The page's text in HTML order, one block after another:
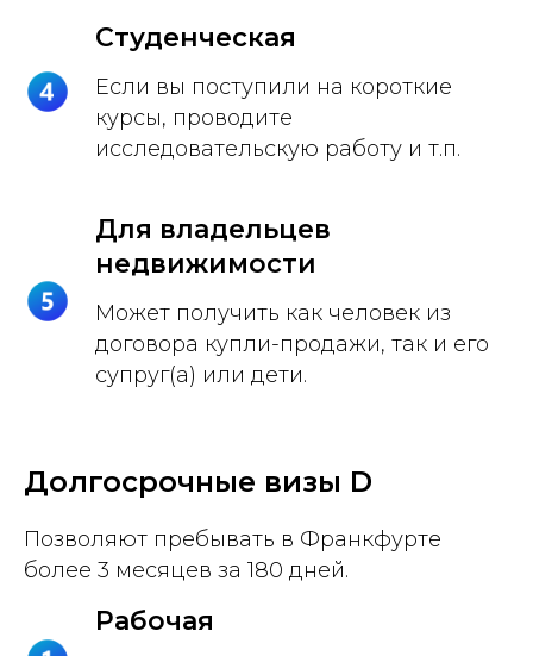
Студенческая
Если вы поступили на короткие
курсы, проводите
исследовательскую работу и т.п.
Для владельцев
недвижимости
Может получить как человек из
договора купли-продажи, так и его
супруг(а) или дети.
Долгосрочные визы D
Позволяют пребывать в Франкфурте
более 3 месяцев за 180 дней.
Рабочая